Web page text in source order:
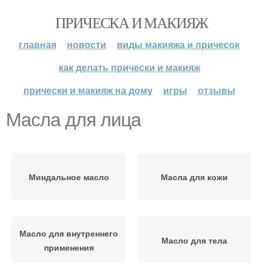
ПРИЧЕСКА И МАКИЯЖ
главная новости
виды макияжа и причесок
как делать прически и макияж
прически и макияж на дому
игры отзывы
Масла для лица
Миндальное масло Масла для кожи
Масло для внутреннего
применения
Масло для тела